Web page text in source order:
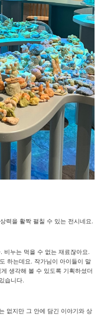
력을 활짝 펼칠 수 있는 전시네요.
비누는 먹을 수 없는 재료잖아요.
하는데요. 작가님이 아이들이 말
생각해 볼 수 있도록 기획하셨더
습니다.
없지만 그 안에 담긴 이야기와 상